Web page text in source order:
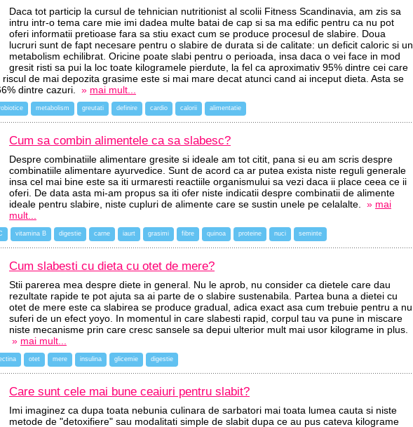
Daca tot particip la cursul de tehnician nutritionist al scolii Fitness Scandinavia, am zis sa
intru intr-o tema care mie imi dadea multe batai de cap si sa ma edific pentru ca nu pot
oferi informatii pretioase fara sa stiu exact cum se produce procesul de slabire. Doua
lucruri sunt de fapt necesare pentru o slabire de durata si de calitate: un deficit caloric si un
metabolism echilibrat. Oricine poate slabi pentru o perioada, insa daca o vei face in mod
gresit risti sa pui la loc toate kilogramele pierdute, la fel ca aproximativ 95% dintre cei care
de mai depozita grasime este si mai mare decat atunci cand ai inceput dieta. Asta se
dintre cazuri. » mai mult...
metabolism greutati definire cardio calorii alimentatie
Cum sa combin alimentele ca sa slabesc?
Despre combinatiile alimentare gresite si ideale am tot citit, pana si eu am scris despre
combinatiile alimentare ayurvedice. Sunt de acord ca ar putea exista niste reguli generale
insa cel mai bine este sa iti urmaresti reactiile organismului sa vezi daca ii place ceea ce ii
oferi. De data asta mi-am propus sa iti ofer niste indicatii despre combinatii de alimente
ideale pentru slabire, niste cupluri de alimente care se sustin unele pe celalalte. » mai
mult...
vitamina B digestie carne iaurt grasimi fibre quinoa proteine nuci seminte
Cum slabesti cu dieta cu otet de mere?
Stii parerea mea despre diete in general. Nu le aprob, nu consider ca dietele care dau
rezultate rapide te pot ajuta sa ai parte de o slabire sustenabila. Partea buna a dietei cu
otet de mere este ca slabirea se produce gradual, adica exact asa cum trebuie pentru a nu
suferi de un efect yoyo. In momentul in care slabesti rapid, corpul tau va pune in miscare
niste mecanisme prin care cresc sansele sa depui ulterior mult mai usor kilograme in plus.
» mai mult...
otet mere insulina glicemie digestie
Care sunt cele mai bune ceaiuri pentru slabit?
Imi imaginez ca dupa toata nebunia culinara de sarbatori mai toata lumea cauta si niste
metode de "detoxifiere" sau modalitati simple de slabit dupa ce au pus cateva kilograme